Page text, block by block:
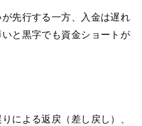
先行する一方、入金は遅れ
と黒字でも資金ショートが
による返戻（差し戻し）、